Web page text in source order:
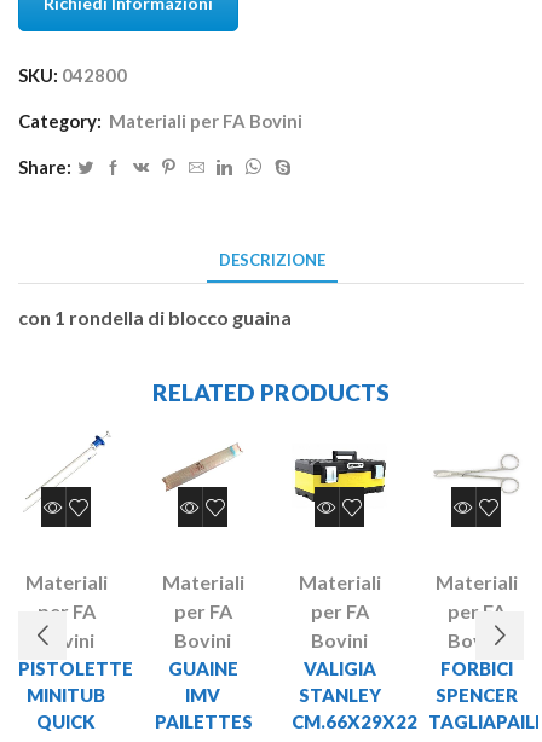
SKU: 042800
Category: Materiali per FA Bovini
Share:
DESCRIZIONE
con 1 rondella di blocco guaina
RELATED PRODUCTS
Materiali
per FA
Bovini
PISTOLETTE
MINITUB
QUICK
Materiali
per FA
Bovini
GUAINE
IMV
PAILETTES
Materiali
per FA
Bovini
VALIGIA
STANLEY
CM.66X29X22
Materiali
per FA
Bovini
FORBICI
SPENCER